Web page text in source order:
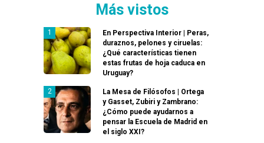
Más vistos
En Perspectiva Interior | Peras,
duraznos, pelones y ciruelas:
¿Qué características tienen
estas frutas de hoja caduca en
Uruguay?
La Mesa de Filósofos | Ortega
y Gasset, Zubiri y Zambrano:
¿Cómo puede ayudarnos a
pensar la Escuela de Madrid en
el siglo XXI?